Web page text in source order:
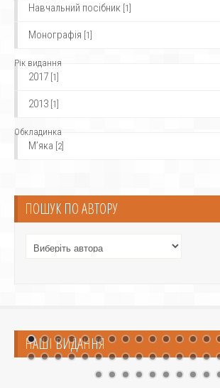
Навчальний посібник [1]
Монографія [1]
Рік видання
2017 [1]
2013 [1]
Обкладинка
М’яка [2]
ПОШУК ПО АВТОРУ
НАШІ ВИДАННЯ